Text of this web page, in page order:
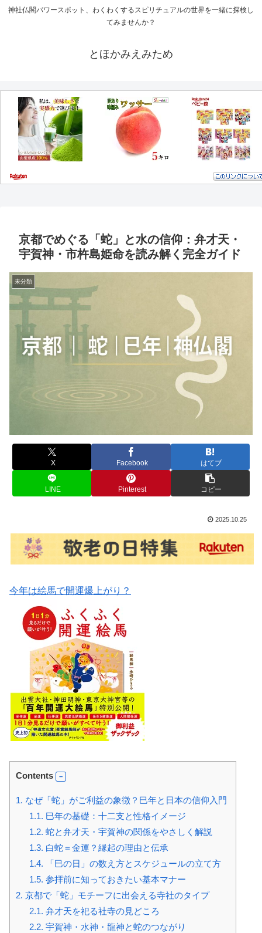
神社仏閣パワースポット、わくわくするスピリチュアルの世界を一緒に探検し
てみませんか？
とほかみえみため
京都でめぐる「蛇」と水の信仰：弁才天・
宇賀神・市杵島姫命を読み解く完全ガイド
未分類
X Facebook はてブ
LINE Pinterest コピー
2025.10.25
今年は絵馬で開運爆上がり？
Contents
1. なぜ「蛇」がご利益の象徴？巳年と日本の信仰入門
1.1. 巳年の基礎：十二支と性格イメージ
1.2. 蛇と弁才天・宇賀神の関係をやさしく解説
1.3. 白蛇＝金運？縁起の理由と伝承
1.4. 「巳の日」の数え方とスケジュールの立て方
1.5. 参拝前に知っておきたい基本マナー
2. 京都で「蛇」モチーフに出会える寺社のタイプ
2.1. 弁才天を祀る社寺の見どころ
2.2. 宇賀神・水神・龍神と蛇のつながり